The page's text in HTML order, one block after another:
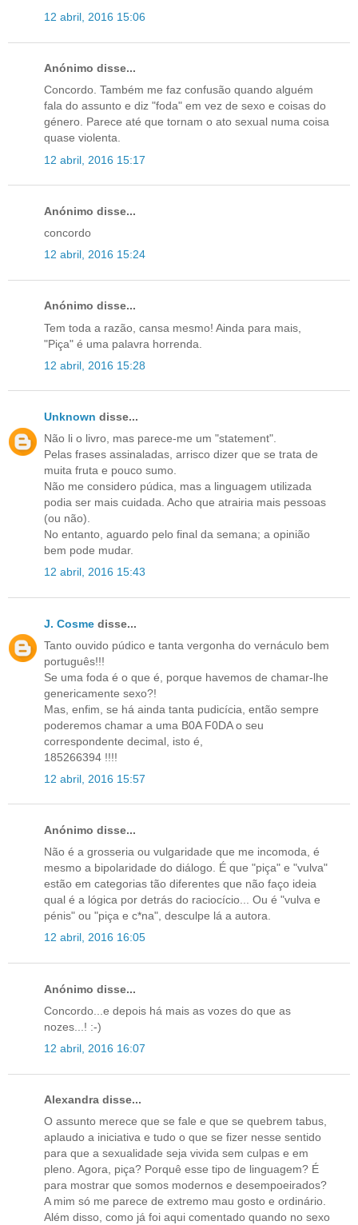
12 abril, 2016 15:06
Anónimo disse...
Concordo. Também me faz confusão quando alguém
fala do assunto e diz "foda" em vez de sexo e coisas do
género. Parece até que tornam o ato sexual numa coisa
quase violenta.
12 abril, 2016 15:17
Anónimo disse...
concordo
12 abril, 2016 15:24
Anónimo disse...
Tem toda a razão, cansa mesmo! Ainda para mais,
"Piça" é uma palavra horrenda.
12 abril, 2016 15:28
Unknown disse...
Não li o livro, mas parece-me um "statement".
Pelas frases assinaladas, arrisco dizer que se trata de
muita fruta e pouco sumo.
Não me considero púdica, mas a linguagem utilizada
podia ser mais cuidada. Acho que atrairia mais pessoas
(ou não).
No entanto, aguardo pelo final da semana; a opinião
bem pode mudar.
12 abril, 2016 15:43
J. Cosme disse...
Tanto ouvido púdico e tanta vergonha do vernáculo bem
português!!!
Se uma foda é o que é, porque havemos de chamar-lhe
genericamente sexo?!
Mas, enfim, se há ainda tanta pudicícia, então sempre
poderemos chamar a uma B0A F0DA o seu
correspondente decimal, isto é,
185266394 !!!!
12 abril, 2016 15:57
Anónimo disse...
Não é a grosseria ou vulgaridade que me incomoda, é
mesmo a bipolaridade do diálogo. É que "piça" e "vulva"
estão em categorias tão diferentes que não faço ideia
qual é a lógica por detrás do raciocício... Ou é "vulva e
pénis" ou "piça e c*na", desculpe lá a autora.
12 abril, 2016 16:05
Anónimo disse...
Concordo...e depois há mais as vozes do que as
nozes...! :-)
12 abril, 2016 16:07
Alexandra disse...
O assunto merece que se fale e que se quebrem tabus,
aplaudo a iniciativa e tudo o que se fizer nesse sentido
para que a sexualidade seja vivida sem culpas e em
pleno. Agora, piça? Porquê esse tipo de linguagem? É
para mostrar que somos modernos e desempoeirados?
A mim só me parece de extremo mau gosto e ordinário.
Além disso, como já foi aqui comentado quando no sexo